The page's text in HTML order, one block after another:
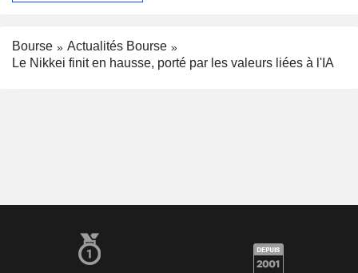
Bourse
Actualités Bourse
Le Nikkei finit en hausse, porté par les valeurs liées à l'IA